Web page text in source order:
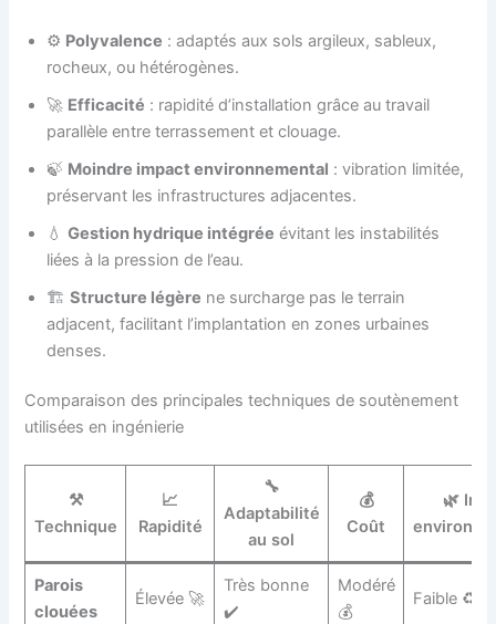
⚙️ Polyvalence : adaptés aux sols argileux, sableux,
rocheux, ou hétérogènes.
🚀 Efficacité : rapidité d’installation grâce au travail
parallèle entre terrassement et clouage.
🍃 Moindre impact environnemental : vibration limitée,
préservant les infrastructures adjacentes.
💧Gestion hydrique intégrée évitant les instabilités
liées à la pression de l’eau.
🏗️Structure légère ne surcharge pas le terrain
adjacent, facilitant l’implantation en zones urbaines
denses.
Comparaison des principales techniques de soutènement
utilisées en ingénierie
⚒️
Technique
📈
Rapidité
🔧
Adaptabilité
au sol
💰
Coût
🌿
Parois
clouées
Élevée 🚀
Très bonne
✔️
Modéré
💰
Faible ♻️